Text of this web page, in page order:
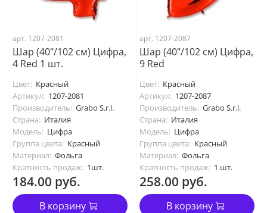
арт. 1207-2081
Шар (40"/102 см) Цифра,
4 Red 1 шт.
Цвет: Красный
Артикул: 1207-2081
Производитель: Grabo S.r.l.
Страна: Италия
Модель: Цифра
Группа цвета: Красный
Материал: Фольга
Кратность продаж: 1шт.
184.00 руб.
В корзину
арт. 1207-2087
Шар (40"/102 см) Цифра,
9 Red
Цвет: Красный
Артикул: 1207-2087
Производитель: Grabo S.r.l.
Страна: Италия
Модель: Цифра
Группа цвета: Красный
Материал: Фольга
Кратность продаж: 1 шт.
258.00 руб.
В корзину